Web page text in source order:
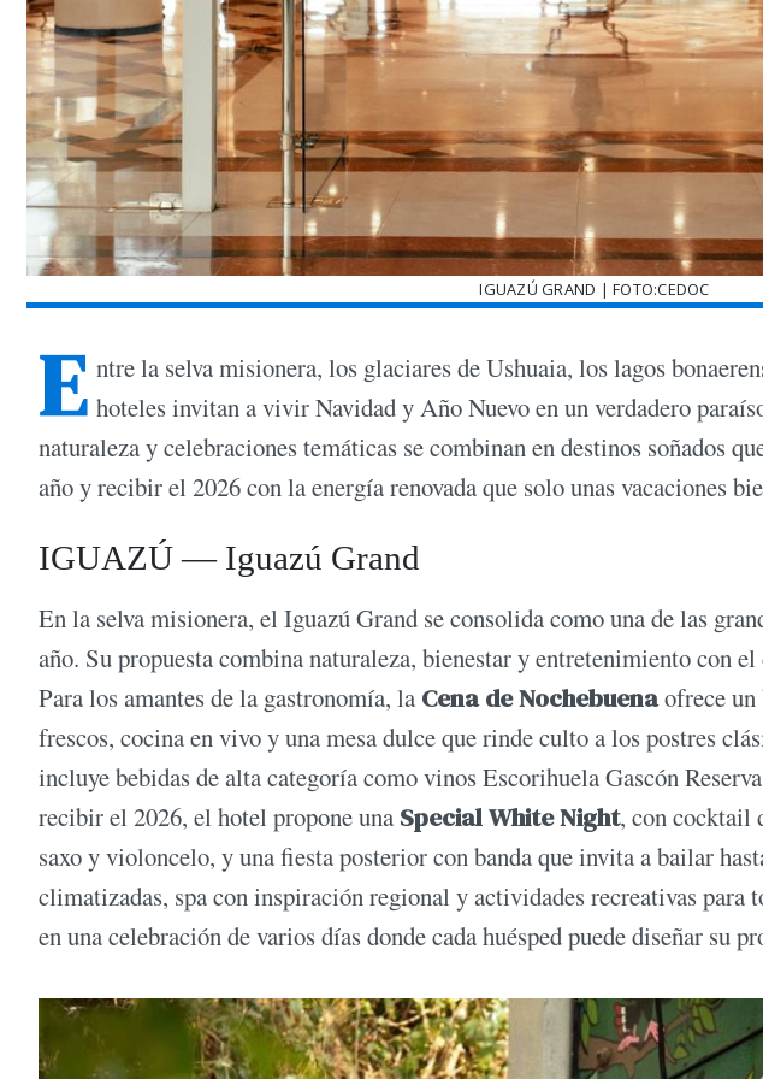
IGUAZÚ GRAND | FOTO:CEDOC
E ntre la selva misionera, los glaciares de Ushuaia, los lagos
hoteles invitan a vivir Navidad y Año Nuevo en un verdadero
naturaleza y celebraciones temáticas se combinan en destinos soñados
año y recibir el 2026 con la energía renovada que solo unas vacaciones
IGUAZÚ — Iguazú Grand
En la selva misionera, el Iguazú Grand se consolida como una de las
año. Su propuesta combina naturaleza, bienestar y entretenimiento con
Para los amantes de la gastronomía, la Cena de Nochebuenaofrece un
frescos, cocina en vivo y una mesa dulce que rinde culto a los postres
incluye bebidas de alta categoría como vinos Escorihuela Gascón
recibir el 2026, el hotel propone una Special White Night, con cocktail
saxo y violoncelo, y una fiesta posterior con banda que invita a bailar
climatizadas, spa con inspiración regional y actividades recreativas para
en una celebración de varios días donde cada huésped puede diseñar su